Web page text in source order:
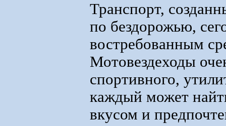
Транспорт,
по бездорожью,
востребованным
Мотовездеходы
спортивного,
каждый может
вкусом и